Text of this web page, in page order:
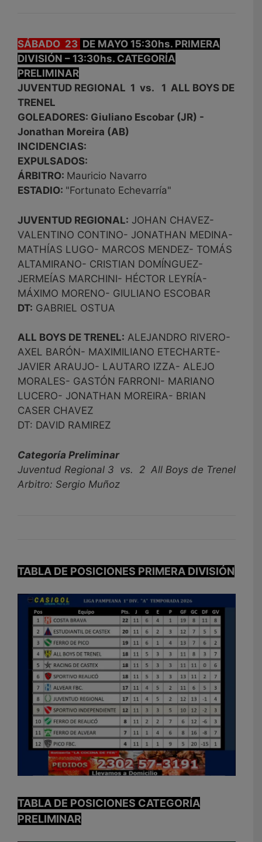
SÁBADO 23 DE MAYO 15:30hs. PRIMERA
DIVISIÓN – 13:30hs. CATEGORÍA
PRELIMINAR
JUVENTUD REGIONAL 1 vs. 1 ALL BOYS DE
TRENEL
GOLEADORES: Giuliano Escobar (JR) -
Jonathan Moreira (AB)
INCIDENCIAS:
EXPULSADOS:
ÁRBITRO: Mauricio Navarro
ESTADIO: "Fortunato Echevarría"
JUVENTUD REGIONAL: JOHAN CHAVEZ-
VALENTINO CONTINO- JONATHAN MEDINA-
MATHÍAS LUGO- MARCOS MENDEZ- TOMÁS
ALTAMIRANO- CRISTIAN DOMÍNGUEZ-
JERMEÍAS MARCHINI- HÉCTOR LEYRÍA-
MÁXIMO MORENO- GIULIANO ESCOBAR
DT: GABRIEL OSTUA
ALL BOYS DE TRENEL: ALEJANDRO RIVERO-
AXEL BARÓN- MAXIMILIANO ETECHARTE-
JAVIER ARAUJO- LAUTARO IZZA- ALEJO
MORALES- GASTÓN FARRONI- MARIANO
LUCERO- JONATHAN MOREIRA- BRIAN
CASER CHAVEZ
DT: DAVID RAMIREZ
Categoría Preliminar
Juventud Regional 3 vs. 2 All Boys de Trenel
Arbitro: Sergio Muñoz
TABLA DE POSICIONES PRIMERA DIVISIÓN
TABLA DE POSICIONES CATEGORÍA
PRELIMINAR